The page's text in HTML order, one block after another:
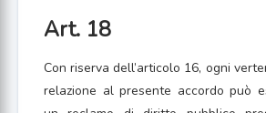
Art. 18
Con riserva dell’articolo 16, ogni
relazione al presente accordo può